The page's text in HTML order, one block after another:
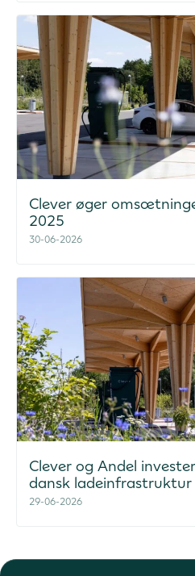
Clever øger
2025
30-06-2026
Clever og Andel
dansk ladeinfrastruktur
29-06-2026